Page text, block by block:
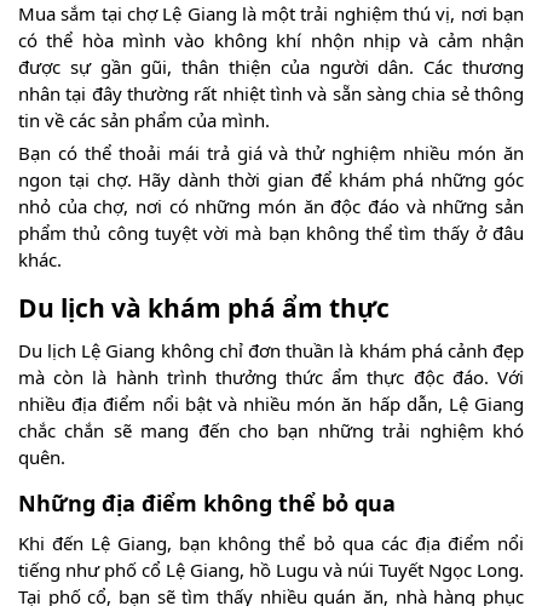
Mua sắm tại chợ Lệ Giang là một trải nghiệm thú vị, nơi bạn
có thể hòa mình vào không khí nhộn nhịp và cảm nhận
được sự gần gũi, thân thiện của người dân. Các thương
nhân tại đây thường rất nhiệt tình và sẵn sàng chia sẻ thông
tin về các sản phẩm của mình.
Bạn có thể thoải mái trả giá và thử nghiệm nhiều món ăn
ngon tại chợ. Hãy dành thời gian để khám phá những góc
nhỏ của chợ, nơi có những món ăn độc đáo và những sản
phẩm thủ công tuyệt vời mà bạn không thể tìm thấy ở đâu
khác.
Du lịch và khám phá ẩm thực
Du lịch Lệ Giang không chỉ đơn thuần là khám phá cảnh đẹp
mà còn là hành trình thưởng thức ẩm thực độc đáo. Với
nhiều địa điểm nổi bật và nhiều món ăn hấp dẫn, Lệ Giang
chắc chắn sẽ mang đến cho bạn những trải nghiệm khó
quên.
Những địa điểm không thể bỏ qua
Khi đến Lệ Giang, bạn không thể bỏ qua các địa điểm nổi
tiếng như phố cổ Lệ Giang, hồ Lugu và núi Tuyết Ngọc Long.
Tại phố cổ, bạn sẽ tìm thấy nhiều quán ăn, nhà hàng phục